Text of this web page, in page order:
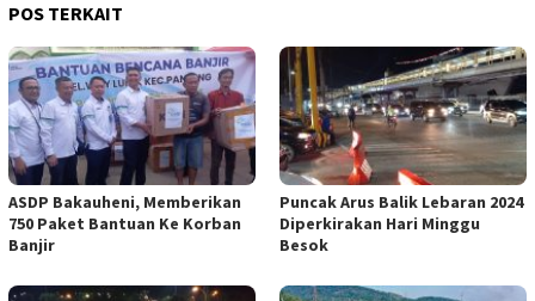
POS TERKAIT
ASDP Bakauheni, Memberikan
750 Paket Bantuan Ke Korban
Banjir
Puncak Arus Balik Lebaran 2024
Diperkirakan Hari Minggu
Besok